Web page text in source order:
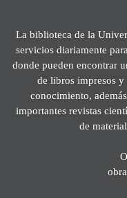
La biblioteca de la
servicios diariamente
donde pueden encontrar
de libros impresos y
conocimiento,
importantes revistas
de